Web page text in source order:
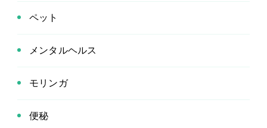
ペット
メンタルヘルス
モリンガ
便秘